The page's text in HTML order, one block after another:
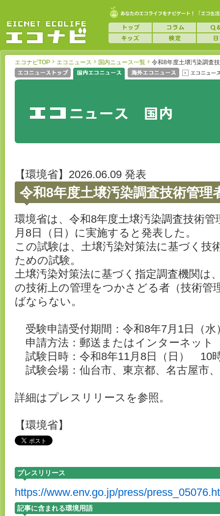
エコナビTOP エコニュース 国内ニュース一覧 令和8年度土壌汚染調査
【環境省】2026.06.09 発表
令和8年度土壌汚染調査技術管理
環境省は、令和8年度土壌汚染調査技術
月8日（日）に実施すると発表した。
この試験は、土壌汚染対策法に基づく技
ための試験。
土壌汚染対策法に基づく指定調査機関は
の技術上の管理をつかさどる者（技術管
ばならない。
受験申請受付期間：令和8年7月1日（水
申請方法：郵送またはインターネット
試験日時：令和8年11月8日（日） 10
試験会場：仙台市、東京都、名古屋市
詳細はプレスリリースを参照。
【環境省】
プレスリリース
https://www.env.go.jp/press/
記事に含まれる環境用語